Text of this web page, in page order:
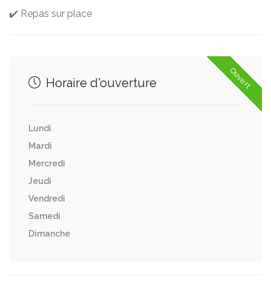
✔️ Repas sur place
Ouvert
Horaire d'ouverture
Lundi
Mardi
Mercredi
Jeudi
Vendredi
Samedi
Dimanche